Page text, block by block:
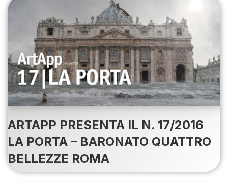
ARTAPP PRESENTA IL N. 17/2016
LA PORTA – BARONATO QUATTRO
BELLEZZE ROMA